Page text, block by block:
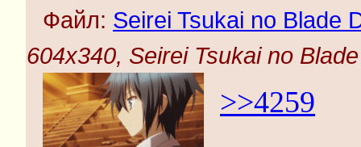
Файл: Seirei Tsukai no Blade
604x340, Seirei Tsukai no
>>4259